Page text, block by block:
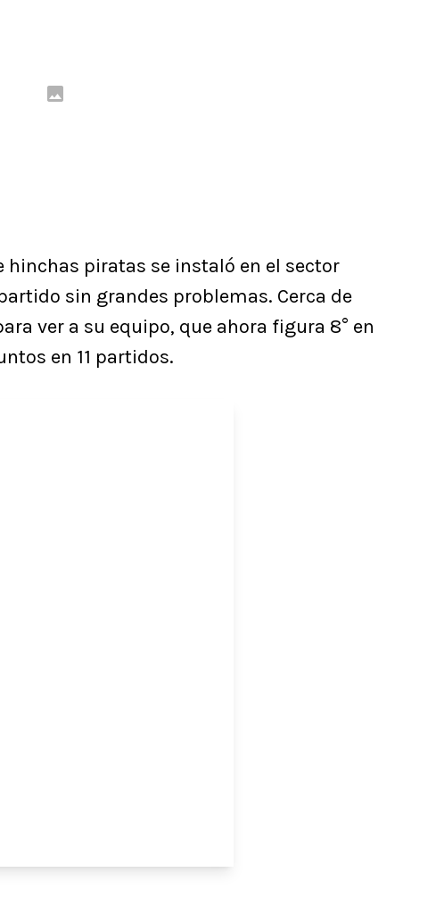
hinchas piratas se instaló en el sector
sin grandes problemas. Cerca de
ver a su equipo, que ahora figura 8° en
en 11 partidos.